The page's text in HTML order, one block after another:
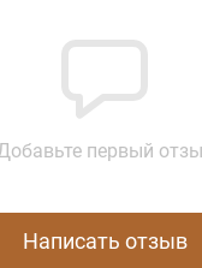
первый
Написать отзыв